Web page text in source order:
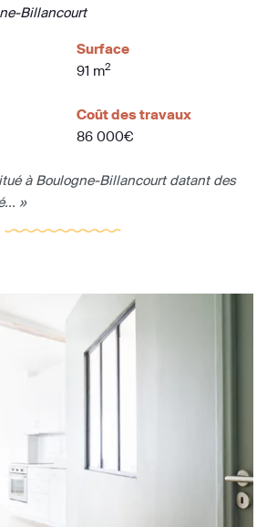
Billancourt
Surface
91 m2
Coût des travaux
86 000€
à Boulogne-Billancourt datant des
»